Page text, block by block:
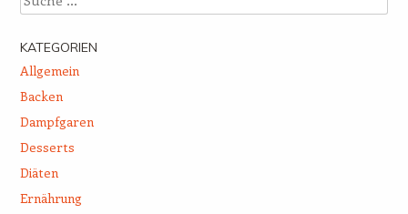
KATEGORIEN
Allgemein
Backen
Dampfgaren
Desserts
Diäten
Ernährung